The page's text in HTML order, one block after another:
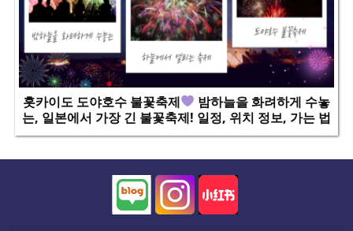
홋카이도 도야호수 불꽃축제
밤하늘을 화려하게 수놓
는, 일본에서 가장 긴 불꽃축제! 일정, 위치 정보, 가는 법